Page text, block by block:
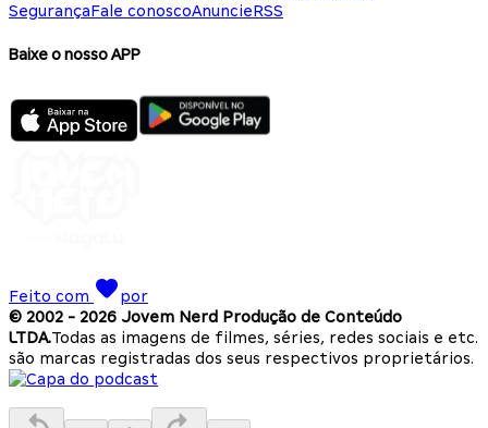
SegurançaFale conoscoAnuncieRSS
Baixe o nosso APP
Feito com
por
© 2002 - 2026 Jovem Nerd Produção de Conteúdo
LTDA.Todas as imagens de filmes, séries, redes sociais e etc.
são marcas registradas dos seus respectivos proprietários.